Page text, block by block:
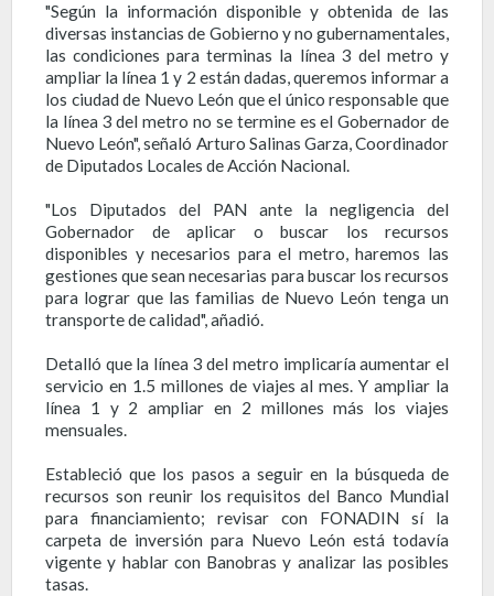
"Según la información disponible y obtenida de las
diversas instancias de Gobierno y no gubernamentales,
las condiciones para terminas la línea 3 del metro y
ampliar la línea 1 y 2 están dadas, queremos informar a
los ciudad de Nuevo León que el único responsable que
la línea 3 del metro no se termine es el Gobernador de
Nuevo León", señaló Arturo Salinas Garza, Coordinador
de Diputados Locales de Acción Nacional.
"Los Diputados del PAN ante la negligencia del
Gobernador de aplicar o buscar los recursos
disponibles y necesarios para el metro, haremos las
gestiones que sean necesarias para buscar los recursos
para lograr que las familias de Nuevo León tenga un
transporte de calidad", añadió.
Detalló que la línea 3 del metro implicaría aumentar el
servicio en 1.5 millones de viajes al mes. Y ampliar la
línea 1 y 2 ampliar en 2 millones más los viajes
mensuales.
Estableció que los pasos a seguir en la búsqueda de
recursos son reunir los requisitos del Banco Mundial
para financiamiento; revisar con FONADIN sí la
carpeta de inversión para Nuevo León está todavía
vigente y hablar con Banobras y analizar las posibles
tasas.